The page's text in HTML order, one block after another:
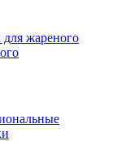
жареного